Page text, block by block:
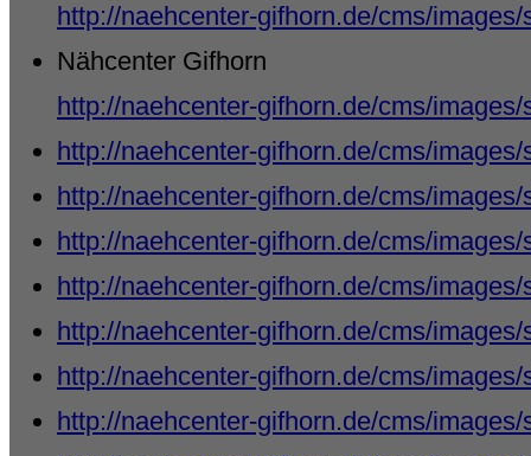
http://naehcenter-gifhorn.de/cms/
Nähcenter Gifhorn
http://naehcenter-gifhorn.de/cms/
http://naehcenter-gifhorn.de/cms/
http://naehcenter-gifhorn.de/cms/
http://naehcenter-gifhorn.de/cms/
http://naehcenter-gifhorn.de/cms/
http://naehcenter-gifhorn.de/cms/
http://naehcenter-gifhorn.de/cms/
http://naehcenter-gifhorn.de/cms/